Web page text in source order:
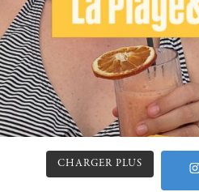
CHARGER PLUS